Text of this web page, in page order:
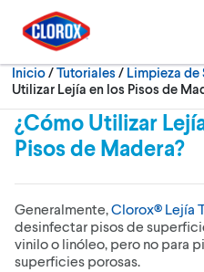
Ir al Menú principal
Ir a Contenido
Ir al Pie de página
Inicio/Tutoriales Limpieza de
Utilizar Lejía en los Pisos de
¿Cómo Utilizar
Pisos de Madera?
Generalmente,Clorox® Lejía
desinfectar pisos de
vinilo o linóleo, pero no para
superficies porosas.